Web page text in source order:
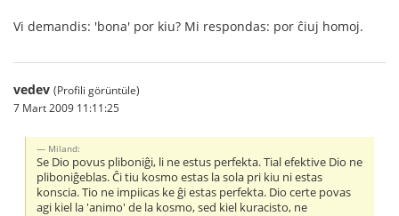
Vi demandis: 'bona' por kiu? Mi respondas: por ĉiuj homoj.
vedev (Profili görüntüle)
7 Mart 2009 11:11:25
Miland:
Se Dio povus pliboniĝi, li ne estus perfekta. Tial efektive Dio ne
pliboniĝeblas. Ĉi tiu kosmo estas la sola pri kiu ni estas
konscia. Tio ne impiicas ke ĝi estas perfekta. Dio certe povas
agi kiel la 'animo' de la kosmo, sed kiel kuracisto, ne